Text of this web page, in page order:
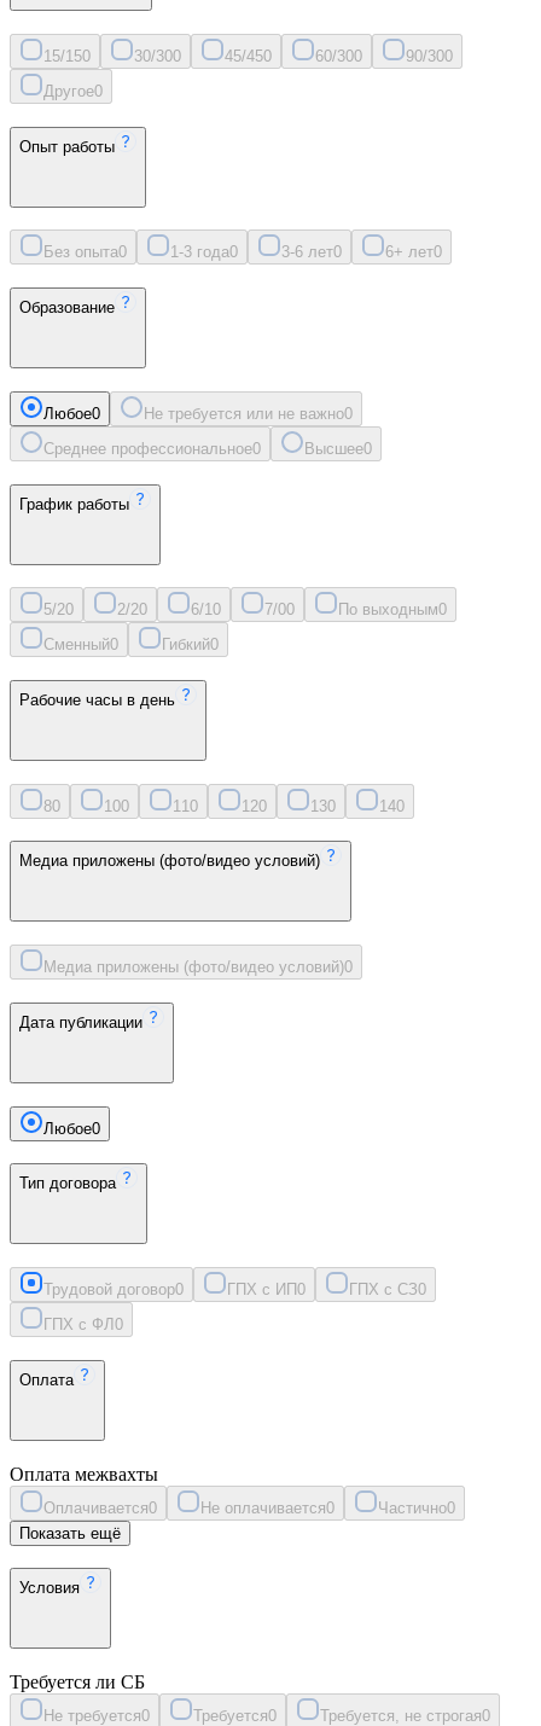
15/150 30/300 45/450 60/300 90/300
Другое0
Опыт работы
Без опыта0 1-3 года0 3-6 лет0 6+ лет0
Образование
Любое0 Не требуется или не важно0
Среднее профессиональное0 Высшее0
График работы
5/20 2/20 6/10 7/00 По выходным0
Сменный0 Гибкий0
Рабочие часы в день
80 100 11 0 120 130 140
Медиа приложены (фото/видео условий)
Медиа приложены (фото/видео условий)0
Дата публикации
Любое0
Тип договора
Трудовой договор0 ГПХ с ИП0 ГПХ с СЗ0
ГПХ с ФЛ 0
Оплата
Оплата межвахты
Оплачивается0 Не оплачивается0 Частично0
Показать ещё
Условия
Требуется ли СБ
Не требуется0 Требуется0 Требуется, не строгая0